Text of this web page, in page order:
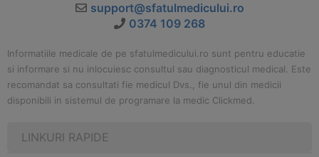
support@sfatulmedicului.ro
0374 109 268
Informatiile medicale de pe sfatulmedicului.ro sunt pentru educatie
si informare si nu inlocuiesc consultul sau diagnosticul medical. Este
recomandat sa consultati fie medicul Dvs., fie unul din medicii
disponibili in sistemul de programare la medic Clickmed.
LINKURI RAPIDE